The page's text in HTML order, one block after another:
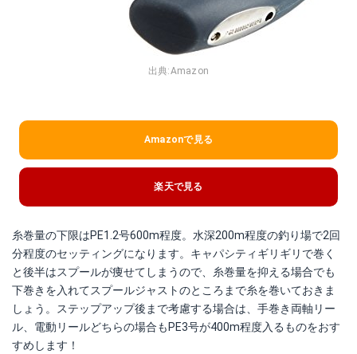
出典:Amazon
Amazonで見る
楽天で見る
糸巻量の下限はPE1.2号600m程度。水深200m程度の釣り場で2回
分程度のセッティングになります。キャパシティギリギリで巻く
と後半はスプールが痩せてしまうので、糸巻量を抑える場合でも
下巻きを入れてスプールジャストのところまで糸を巻いておきま
しょう。ステップアップ後まで考慮する場合は、手巻き両軸リー
ル、電動リールどちらの場合もPE3号が400m程度入るものをおす
すめします！